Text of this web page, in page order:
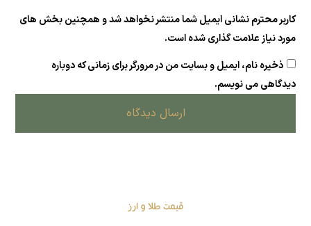
کاربر محترم نشانی ایمیل شما منتشر نخواهد شد و همچنین بخش های
مورد نیاز علامت گذاری شده است.
ذخیره نام، ایمیل و بسایت من در مرورگر برای زمانی که دوباره
دیدگاهی می نویسم.
ارسال دیدگاه
قیمت طلا و ارز